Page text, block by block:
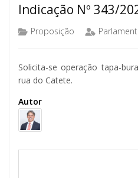
Indicação Nº 343/
Proposição
Solicita-se operação tapa-
rua do Catete.
Autor